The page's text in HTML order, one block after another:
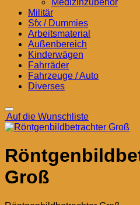
Medizinzubehör
Militär
Sfx / Dummies
Arbeitsmaterial
Außenbereich
Kinderwägen
Fahrräder
Fahrzeuge / Auto
Diverses
Auf die Wunschliste
Groß